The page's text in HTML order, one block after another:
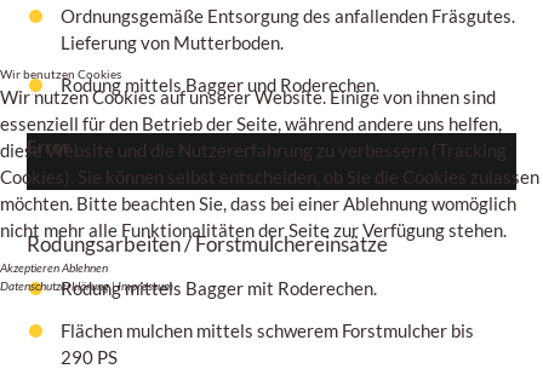
Ordnungsgemäße Entsorgung des anfallenden Fräsgutes.
Lieferung von Mutterboden.
Rodung mittels Bagger und Roderechen.
Error
Rodungsarbeiten / Forstmulchereinsätze
Rodung mittels Bagger mit Roderechen.
Flächen mulchen mittels schwerem Forstmulcher bis
290 PS
Wir benutzen Cookies
Wir nutzen Cookies auf unserer Website. Einige von ihnen sind
essenziell für den Betrieb der Seite, während andere uns helfen,
diese Website und die Nutzererfahrung zu verbessern (Tracking
Cookies). Sie können selbst entscheiden, ob Sie die Cookies zulassen
möchten. Bitte beachten Sie, dass bei einer Ablehnung womöglich
nicht mehr alle Funktionalitäten der Seite zur Verfügung stehen.
AkzeptierenAblehnen
Datenschutzerklärung|Impressum